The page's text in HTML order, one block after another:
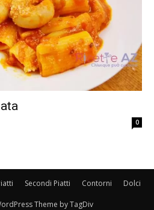
0
Secondi Piatti Contorni Dolci
Theme by TagDiv